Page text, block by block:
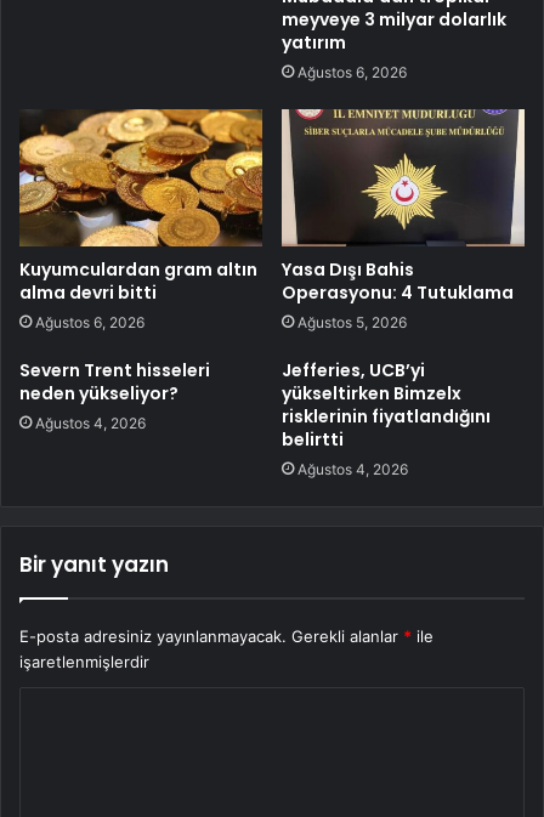
meyveye 3 milyar dolarlık
yatırım
Ağustos 6, 2026
Kuyumculardan gram altın
alma devri bitti
Ağustos 6, 2026
Yasa Dışı Bahis
Operasyonu: 4 Tutuklama
Ağustos 5, 2026
Severn Trent hisseleri
neden yükseliyor?
Ağustos 4, 2026
Jefferies, UCB’yi
yükseltirken Bimzelx
risklerinin fiyatlandığını
belirtti
Ağustos 4, 2026
Bir yanıt yazın
E-posta adresiniz yayınlanmayacak. Gerekli alanlar * ile
işaretlenmişlerdir